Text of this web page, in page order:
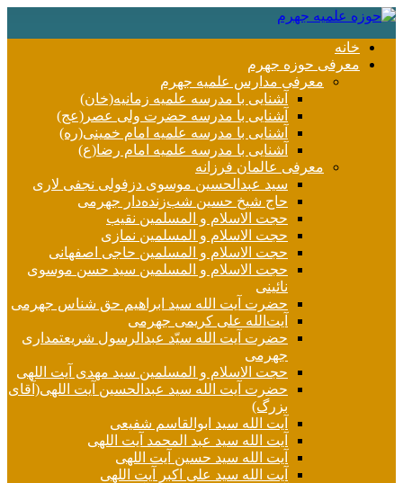
خانه
معرفی حوزه جهرم
معرفی مدارس علمیه جهرم
آشنایی با مدرسه علمیه زمانیه(خان)
آشنایی با مدرسه حضرت ولی عصر(عج)
آشنایی با مدرسه علمیه امام خمینی(ره)
آشنایی با مدرسه علمیه امام رضا(ع)
معرفی عالمان فرزانه
سید عبدالحسین موسوی دزفولی نجفی لاری
حاج شیخ حسین شب‌زنده‌دار جهرمی
حجت الاسلام و المسلمین نقیب
حجت الاسلام و المسلمین نمازی
حجت الاسلام و المسلمین حاجی اصفهانی
حجت الاسلام و المسلمین سید حسن موسوی
نائینی
حضرت آیت الله سید ابراهیم حق شناس جهرمی
آیت‌الله علی کریمی جهرمی
حضرت آيت الله سیّد عبدالرسول شریعتمداری
جهرمی
حجت الاسلام و المسلمین سید مهدی آیت اللهی
حضرت آیت الله سید عبدالحسین آیت اللهی(آقای
بزرگ)
آیت الله سید ابوالقاسم شفیعی
آیت الله سید عبد المحمد آیت اللهی
آیت الله سید حسین آیت اللهی
آیت الله سید علی اکبر آیت اللهی